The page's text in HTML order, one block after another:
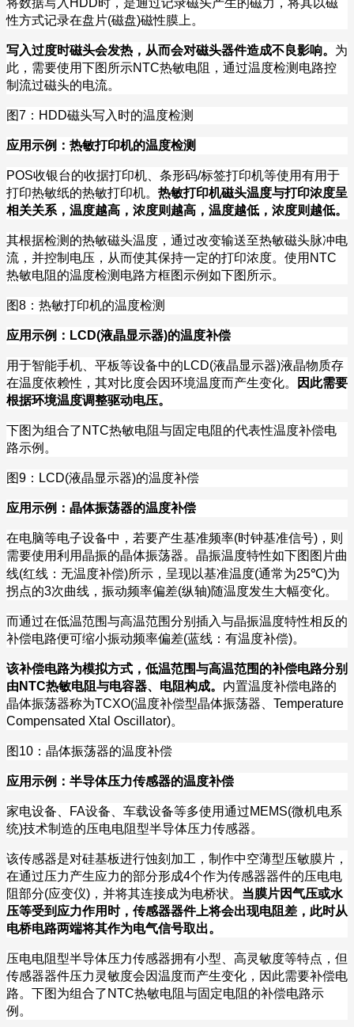
将数据写入 HDD时，是通过记录磁头产生的磁力，将其以磁
性方式记录在盘片(磁盘)磁性膜上。
写入过度时磁头会发热，从而会对磁头器件造成不良影响。 为
此，需要使用下图所示NTC热敏电阻，通过温度检测电路控
制流过磁头的电流。
图7 ： HDD磁头写入时的温度检测
应用示例：热敏打印机的温度检测
POS收银台的收据打印机、条形码/标签打印机等使用有用于
打印热敏纸的热敏打印机。 热敏打印机磁头温度与打印浓度呈
相关关系，温度越高，浓度则越高，温度越低，浓度则越低。
其根据检测的热敏磁头温度，通过改变输送至热敏磁头脉冲电
流，并控制电压，从而使其保持一定的打印浓度。使用 NTC
热敏电阻的温度检测电路方框图示例如下图所示。
图8 ：热敏打印机的温度检测
应用示例： LCD(液晶显示器)的温度补偿
用于智能手机、平板等设备中的 LCD(液晶显示器)液晶物质存
在温度依赖性，其对比度会因环境温度而产生变化。
因此需要
根据环境温度调整驱动电压。
下图为组合了 NTC热敏电阻与固定电阻的代表性温度补偿电
路示例。
图9 ： LCD(液晶显示器)的温度补偿
应用示例：晶体振荡器的温度补偿
在电脑等电子设备中，若要产生基准频率(时钟基准信号) ，则
需要使用利用晶振的晶体振荡器。晶振温度特性如下图图片曲
线(红线：无温度补偿)所示，呈现以基准温度(通常为25℃)为
拐点的3次曲线，振动频率偏差(纵轴)随温度发生大幅变化。
而通过在低温范围与高温范围分别插入与晶振温度特性相反的
补偿电路便可缩小振动频率偏差(蓝线：有温度补偿)。
该补偿电路为模拟方式，低温范围与高温范围的补偿电路分别
由 NTC热敏电阻与电容器、电阻构成。 内置温度补偿电路的
晶体振荡器称为TCXO(温度补偿型晶体振荡器、 Temperature
Compensated Xtal Oscillator)。
图10 ：晶体振荡器的温度补偿
应用示例：半导体压力传感器的温度补偿
家电设备、 FA设备、车载设备等多使用通过MEMS(微机电系
统)技术制造的压电电阻型半导体压力传感器。
该传感器是对硅基板进行蚀刻加工，制作中空薄型压敏膜片，
在通过压力产生应力的部分形成4个作为传感器器件的压电电
阻部分(应变仪) ，并将其连接成为电桥状。 当膜片因气压或水
压等受到应力作用时，传感器器件上将会出现电阻差，此时从
电桥电路两端将其作为电气信号取出。
压电电阻型半导体压力传感器拥有小型、高灵敏度等特点，但
传感器器件压力灵敏度会因温度而产生变化，因此需要补偿电
路。下图为组合了 NTC热敏电阻与固定电阻的补偿电路示
例。